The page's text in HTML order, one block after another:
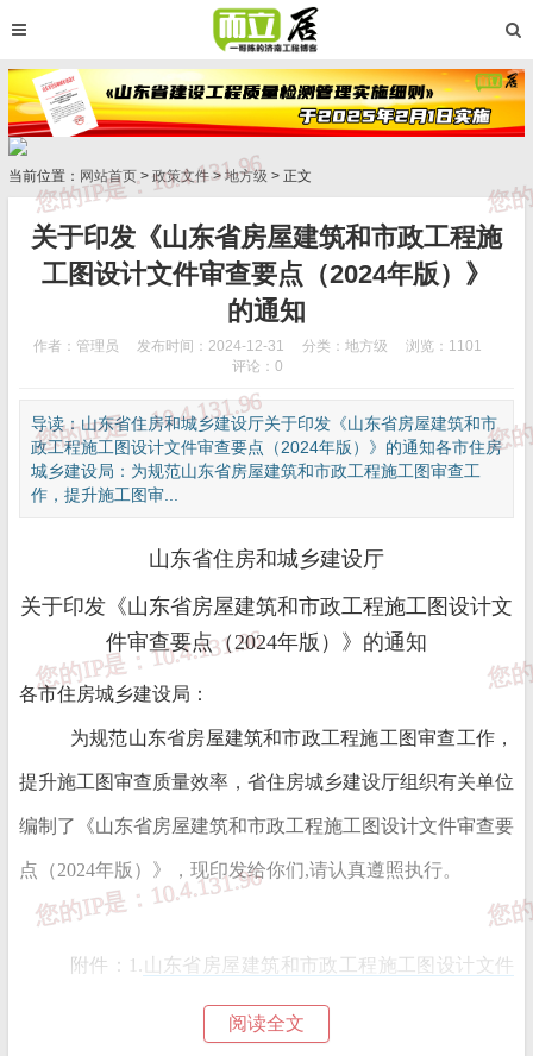
当前位置： 网站首页 > 政策文件> 地方级 > 正文
关于印发《山东省房屋建筑和市政工程施
工图设计文件审查要点（2024年版）》
的通知
作者：管理员 发布时间：2024-12-31 分类： 地方级
浏览：1101
评论：0
导读：山东省住房和城乡建设厅关于印发《山东省房屋建筑和市
政工程施工图设计文件审查要点（2024年版）》的通知各市住房
城乡建设局：为规范山东省房屋建筑和市政工程施工图审查工
作，提升施工图审...
山东省住房和城乡建设厅
关于印发《山东省房屋建筑和市政工程施工图设计文
件审查要点（2024年版）》的通知
各市住房城乡建设局：
为规范山东省房屋建筑和市政工程施工图审查工作，
提升施工图审查质量效率，省住房城乡建设厅组织有关单位
编制了《山东省房屋建筑和市政工程施工图设计文件审查要
点（2024年版）》，现印发给你们,请认真遵照执行。
附件：1. 山东省房屋建筑和市政工程施工图设计文件
审查要点(2024年版)第一册房屋建筑.pdf
阅读全文